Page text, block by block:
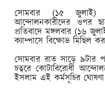
সোমবার (১৫ জুলাই)
আন্দোলনকারীদের ওপর
প্রতিবাদে মঙ্গলবার (১৬
ক্যাম্পাসে বিক্ষোভ মিছিল
সোমবার রাত সাড়ে ৯টার
চত্বরে কোটাবিরোধী
ইসলাম এই কর্মসূচির ঘোষণা